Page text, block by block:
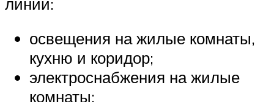
освещения на жилые комнаты,
кухню и коридор;
электроснабжения на жилые
комнаты;